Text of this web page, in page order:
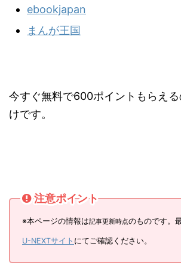
ebookjapan
まんが王国
今すぐ無料で600ポイントもらえる
けです。
注意ポイント
※本ページの情報は記事更新時点のものです。
U-NEXTサイト にてご確認ください。